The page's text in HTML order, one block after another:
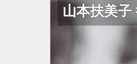
山本扶美子